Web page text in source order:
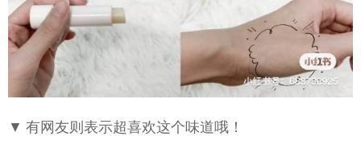
▼ 有网友则表示超喜欢这个味道哦！